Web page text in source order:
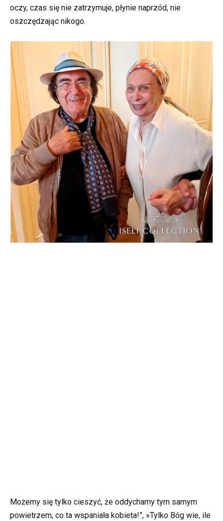
oczy, czas się nie zatrzymuje, płynie naprzód, nie
oszczędzając nikogo.
Możemy się tylko cieszyć, że oddychamy tym samym
powietrzem, co ta wspaniała kobieta!”, »Tylko Bóg wie, ile